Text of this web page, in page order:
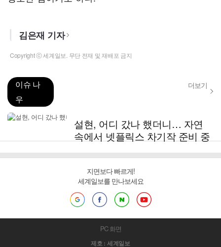
김은재 기자
Copyright ⓒ 세계일보. 무단 전재 및 재배포 금지
이슈 나
우
더보기
설현, 어디 갔나 했더니… 자연
속에서 넷플릭스 차기작 준비 중
지면보다 빠르게!
세계일보를 만나보세요
PC 화면
제호 : 세계일보